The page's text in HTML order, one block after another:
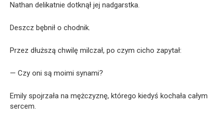
Nathan delikatnie dotknął jej nadgarstka.
Deszcz bębnił o chodnik.
Przez dłuższą chwilę milczał, po czym cicho zapytał:
— Czy oni są moimi synami?
Emily spojrzała na mężczyznę, którego kiedyś kochała całym
sercem.